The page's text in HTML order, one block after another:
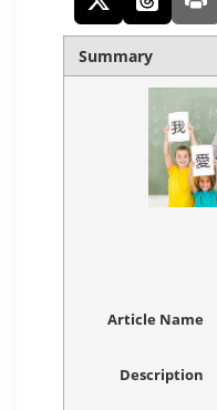
Summary
Article Name
Description